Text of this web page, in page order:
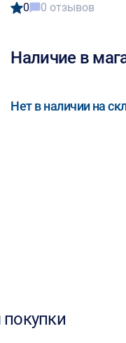
0 0 отзывов
Наличие в
Нет в наличии на